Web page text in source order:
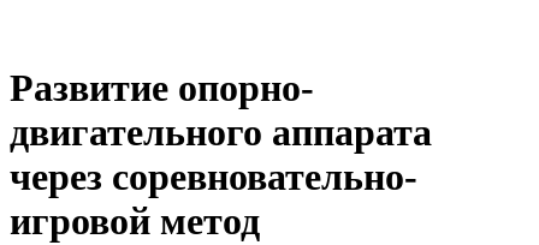
Развитие опорно-
двигательного аппарата
через соревновательно-
игровой метод